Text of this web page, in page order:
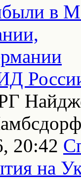
в
20:42
на